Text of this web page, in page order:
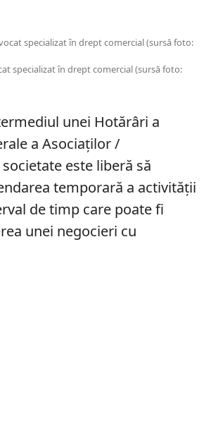
specializat ȋn drept comercial (sursă foto:
unei Hotărâri a
a Asociaților /
este liberă să
temporară a activității
de timp care poate fi
unei negocieri cu